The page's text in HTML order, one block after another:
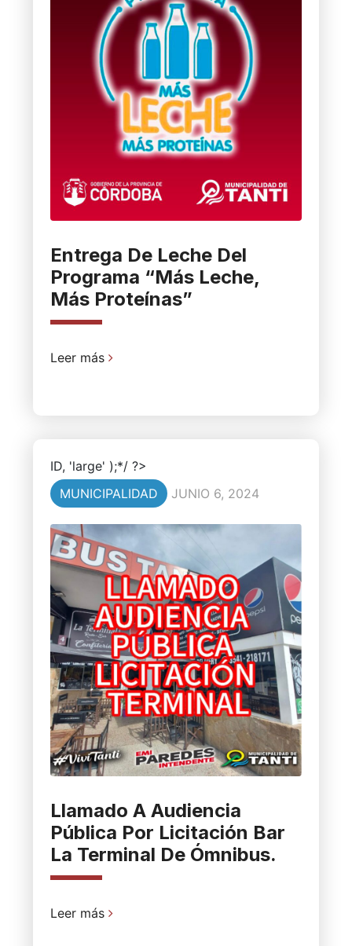
Entrega De Leche Del
Programa “Más Leche,
Más Proteínas”
Leer más
ID, 'large' );*/ ?>
MUNICIPALIDAD
JUNIO 6, 2024
Llamado A Audiencia
Pública Por Licitación Bar
La Terminal De Ómnibus.
Leer más